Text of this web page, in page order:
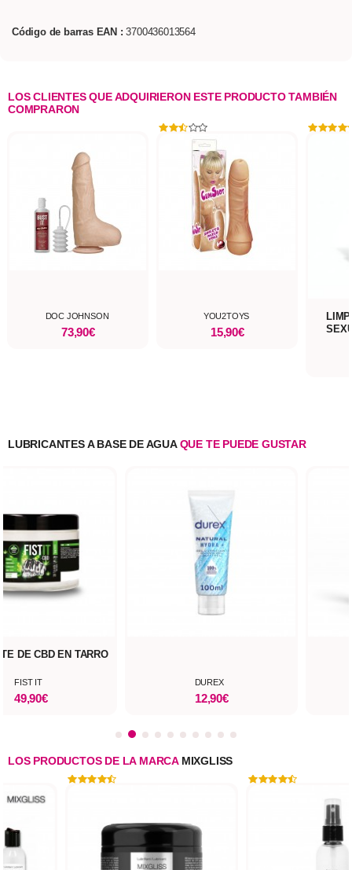
Código de barras EAN : 3700436013564
LOS CLIENTES QUE ADQUIRIERON ESTE PRODUCTO TAMBIÉN
COMPRARON
DOC JOHNSON
73,90€
YOU2TOYS
15,90€
LUBRICANTES A BASE DE AGUAQUE TE PUEDE GUSTAR
DE CBD EN TARRO
FIST IT
49,90€
DUREX
12,90€
LOS PRODUCTOS DE LA MARCA MIXGLISS